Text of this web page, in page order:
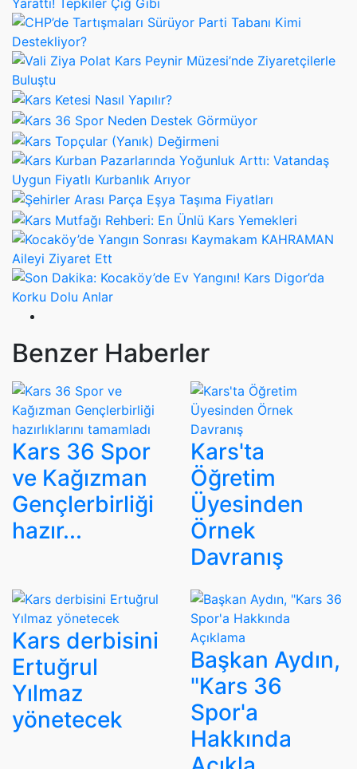
Benzer Haberler
Kars 36 Spor
ve Kağızman
Gençlerbirliği
hazır...
Kars'ta
Öğretim
Üyesinden
Örnek
Davranış
Kars derbisini
Ertuğrul
Yılmaz
yönetecek
Başkan Aydın,
"Kars 36
Spor'a
Hakkında